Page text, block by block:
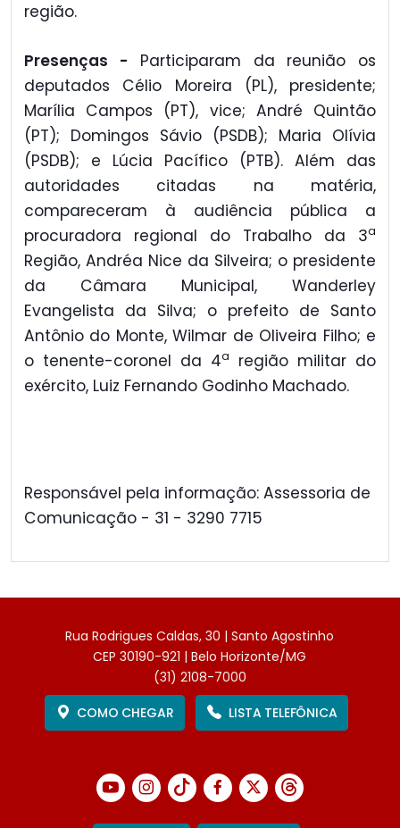
região.
Presenças - Participaram da reunião os
deputados Célio Moreira (PL), presidente;
Marília Campos (PT), vice; André Quintão
(PT); Domingos Sávio (PSDB); Maria Olívia
(PSDB); e Lúcia Pacífico (PTB). Além das
autoridades citadas na matéria,
compareceram à audiência pública a
procuradora regional do Trabalho da 3a
Região, Andréa Nice da Silveira; o presidente
da Câmara Municipal, Wanderley
Evangelista da Silva; o prefeito de Santo
Antônio do Monte, Wilmar de Oliveira Filho; e
o tenente-coronel da 4a
região militar do
exército, Luiz Fernando Godinho Machado.
Responsável pela informação: Assessoria de
Comunicação - 31 - 3290 7715
Rua Rodrigues Caldas, 30 | Santo Agostinho
CEP 30190-921 | Belo Horizonte/MG
(31) 2108-7000
COMO CHEGAR
LISTA TELEFÔNICA